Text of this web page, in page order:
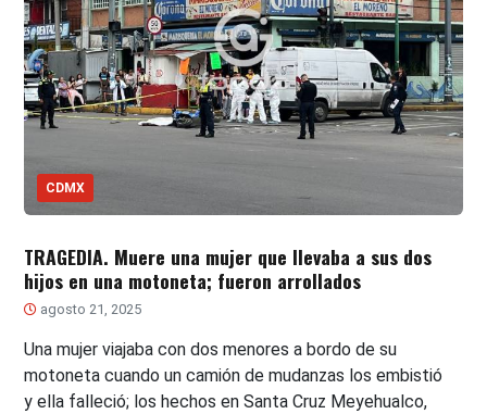
CDMX
TRAGEDIA. Muere una mujer que llevaba a sus dos
hijos en una motoneta; fueron arrollados
agosto 21, 2025
Una mujer viajaba con dos menores a bordo de su
motoneta cuando un camión de mudanzas los embistió
y ella falleció; los hechos en Santa Cruz Meyehualco,